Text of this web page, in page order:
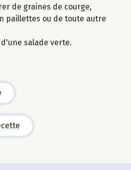
de graines de courge,
paillettes ou de toute autre
salade verte.